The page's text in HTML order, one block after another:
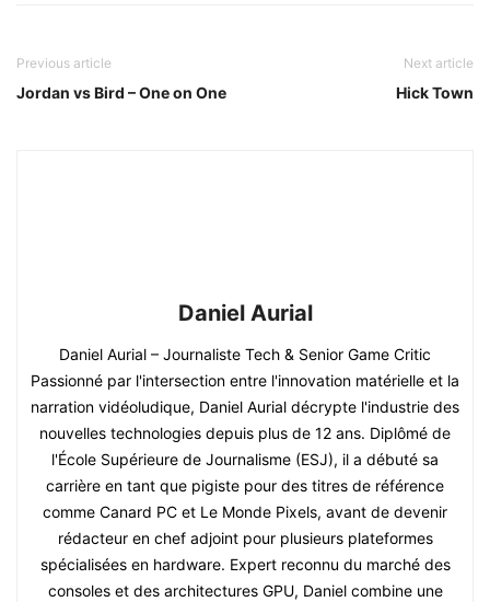
Previous article
Jordan vs Bird – One on One
Next article
Hick Town
Daniel Aurial
Daniel Aurial – Journaliste Tech & Senior Game Critic
Passionné par l'intersection entre l'innovation matérielle et la
narration vidéoludique, Daniel Aurial décrypte l'industrie des
nouvelles technologies depuis plus de 12 ans. Diplômé de
l'École Supérieure de Journalisme (ESJ), il a débuté sa
carrière en tant que pigiste pour des titres de référence
comme Canard PC et Le Monde Pixels, avant de devenir
rédacteur en chef adjoint pour plusieurs plateformes
spécialisées en hardware. Expert reconnu du marché des
consoles et des architectures GPU, Daniel combine une